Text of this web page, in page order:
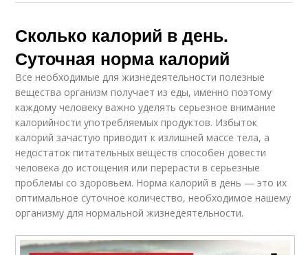
Сколько калорий в день.
Суточная норма калорий
Все необходимые для жизнедеятельности полезные
вещества организм получает из еды, именно поэтому
каждому человеку важно уделять серьезное внимание
калорийности употребляемых продуктов. Избыток
калорий зачастую приводит к излишней массе тела, а
недостаток питательных веществ способен довести
человека до истощения или перерасти в серьезные
проблемы со здоровьем. Норма калорий в день — это их
оптимальное суточное количество, необходимое нашему
организму для нормальной жизнедеятельности.